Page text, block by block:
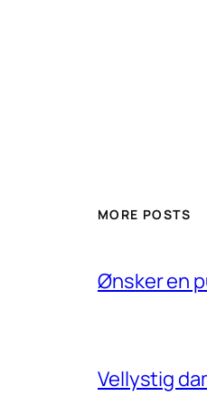
MORE POSTS
Ønsker en
Vellystig